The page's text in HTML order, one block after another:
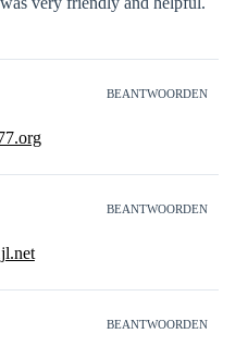
BEANTWOORDEN
BEANTWOORDEN
BEANTWOORDEN